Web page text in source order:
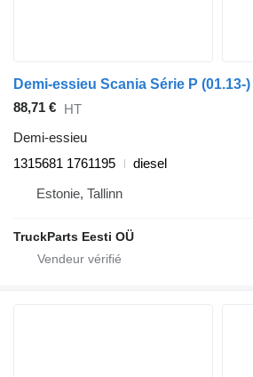
88,71 € HT
Demi-essieu
1315681 1761195
diesel
Estonie, Tallinn
TruckParts Eesti OÜ